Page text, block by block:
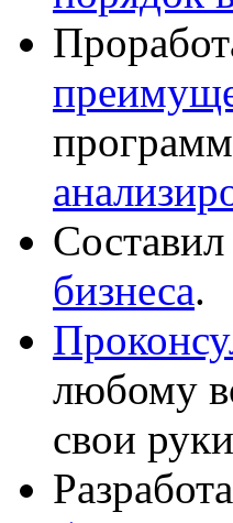
бизнеса.
любому
свои